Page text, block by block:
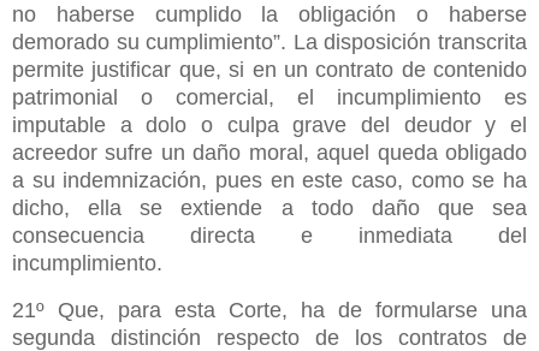
no haberse cumplido la obligación o haberse
demorado su cumplimiento”. La disposición transcrita
permite justificar que, si en un contrato de contenido
patrimonial o comercial, el incumplimiento es
imputable a dolo o culpa grave del deudor y el
acreedor sufre un daño moral, aquel queda obligado
a su indemnización, pues en este caso, como se ha
dicho, ella se extiende a todo daño que sea
consecuencia directa e inmediata del
incumplimiento.
21º Que, para esta Corte, ha de formularse una
segunda distinción respecto de los contratos de